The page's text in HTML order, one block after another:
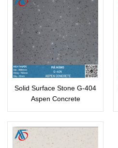
Solid Surface Stone G-404
Aspen Concrete